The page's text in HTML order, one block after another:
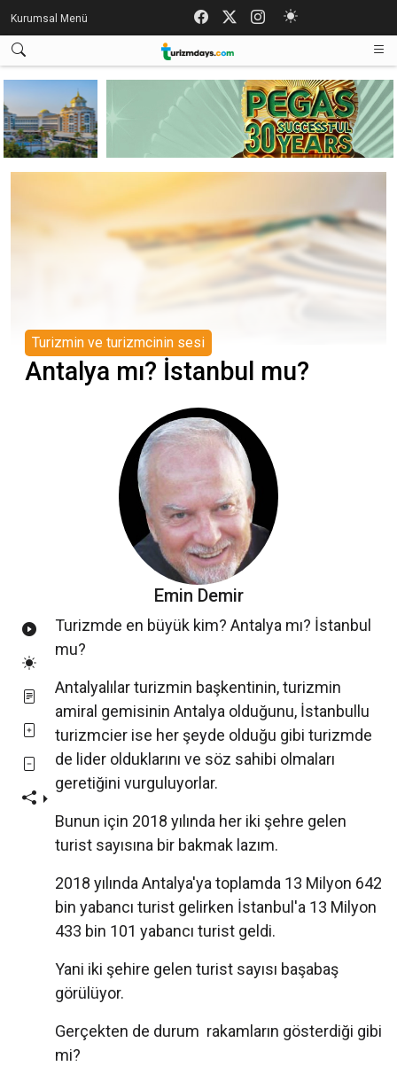
Kurumsal Menü
Turizmin ve turizmcinin sesi
Antalya mı? İstanbul mu?
Emin Demir
Turizmde en büyük kim? Antalya mı? İstanbul
mu?
Antalyalılar turizmin başkentinin, turizmin
amiral gemisinin Antalya olduğunu, İstanbullu
turizmcier ise her şeyde olduğu gibi turizmde
de lider olduklarını ve söz sahibi olmaları
geretiğini vurguluyorlar.
Bunun için 2018 yılında her iki şehre gelen
turist sayısına bir bakmak lazım.
2018 yılında Antalya'ya toplamda 13 Milyon 642
bin yabancı turist gelirken İstanbul'a 13 Milyon
433 bin 101 yabancı turist geldi.
Yani iki şehire gelen turist sayısı başabaş
görülüyor.
Gerçekten de durum rakamların gösterdiği gibi
mi?